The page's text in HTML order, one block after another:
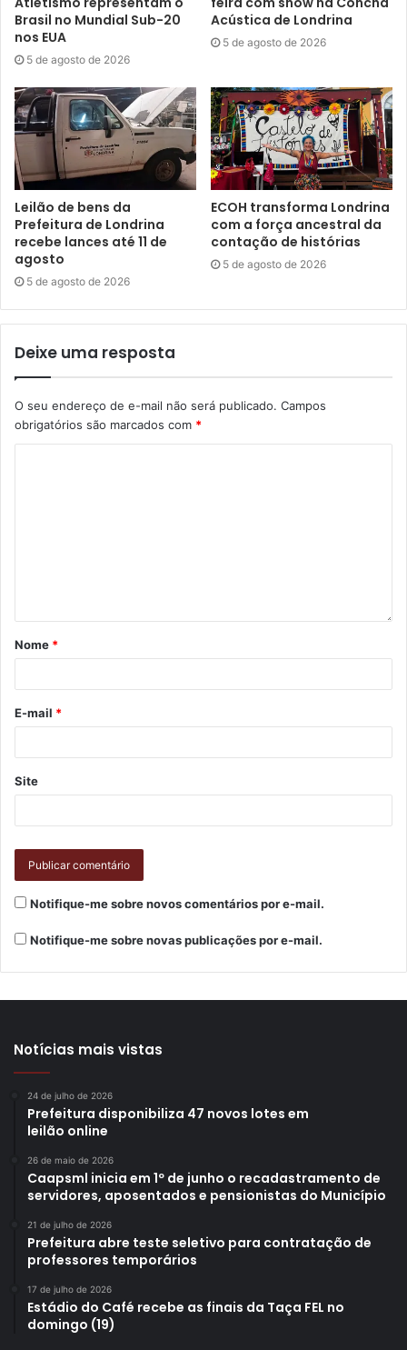
Gostei 1
Etiquetas carros
Confraria Vespa & Lambretta de Londrina
inscrição motos
Brasil no Mundial Sub-20
nos EUA
5 de agosto de 2026
Acústica de Londrina
5 de agosto de 2026
Leilão de bens da
Prefeitura de Londrina
recebe lances até 11 de
agosto
5 de agosto de 2026
ECOH transforma Londrina
com a força ancestral da
contação de histórias
5 de agosto de 2026
Deixe uma resposta
O seu endereço de e-mail não será publicado. Campos
obrigatórios são marcados com *
Nome *
E-mail *
Site
Notifique-me sobre novos comentários por e-mail.
Notifique-me sobre novas publicações por e-mail.
Notícias mais vistas
24 de julho de 2026
Prefeitura disponibiliza 47 novos lotes em
leilão online
26 de maio de 2026
Caapsml inicia em 1º de junho o recadastramento de
servidores, aposentados e pensionistas do Município
21 de julho de 2026
Prefeitura abre teste seletivo para contratação de
professores temporários
17 de julho de 2026
Estádio do Café recebe as finais da Taça FEL no
domingo (19)